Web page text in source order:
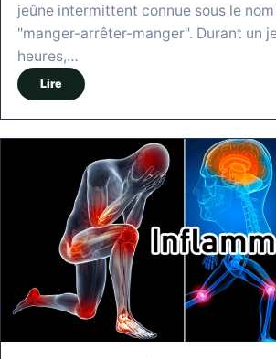
jeûne intermittent connue sous le
"manger-arrêter-manger". Durant un
heures,…
Lire